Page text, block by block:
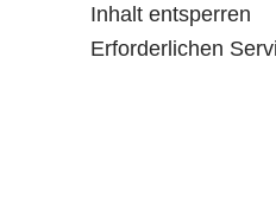
Inhalt entsperren
Erforderlichen